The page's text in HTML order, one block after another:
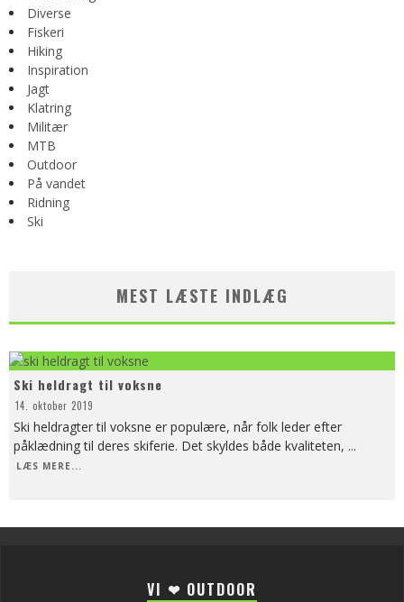
Diverse
Fiskeri
Hiking
Inspiration
Jagt
Klatring
Militær
MTB
Outdoor
På vandet
Ridning
Ski
MEST LÆSTE INDLÆG
Ski heldragt til voksne
14. oktober 2019
Ski heldragter til voksne er populære, når folk leder efter
påklædning til deres skiferie. Det skyldes både kvaliteten, ...
LÆS MERE...
VI ❤ OUTDOOR